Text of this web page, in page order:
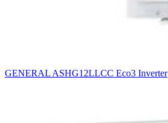
GENERAL ASHG12LLCC Eco3 Inverter